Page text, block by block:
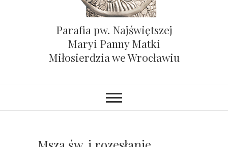
Parafia pw. Najświętszej
Maryi Panny Matki
Miłosierdzia we Wrocławiu